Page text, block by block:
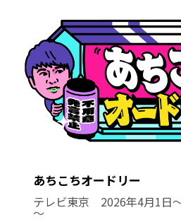
あちこちオードリー
テレビ東京 2026年4月1
～